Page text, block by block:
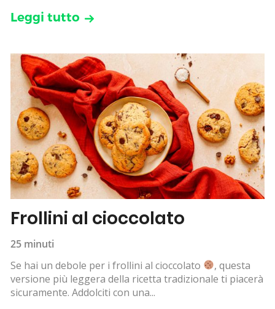
Leggi tutto
Frollini al cioccolato
25 minuti
Se hai un debole per i frollini al cioccolato
, questa
versione più leggera della ricetta tradizionale ti piacerà
sicuramente. Addolciti con una...